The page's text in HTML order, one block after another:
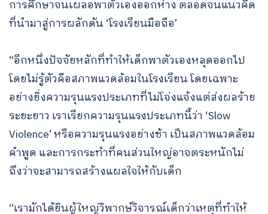
การศึกษาจนเผลอพาตัวเองออกห่าง ตลอดจนแนวคิด
ที่นำมาสู่การผลักดัน ‘โรงเรียนมือถือ’
“อีกหนึ่งปัจจัยหลักที่ทำให้เด็กพาตัวเองหลุดออกไป
โดยไม่รู้ตัวคือสภาพแวดล้อมในโรงเรียน โดยเฉพาะ
อย่างยิ่งความรุนแรงประเภทที่ไม่โจ่งแจ้งแต่ส่งผลร้าย
ระยะยาว เราเรียกความรุนแรงประเภทนี้ว่า ‘Slow
Violence’ หรือความรุนแรงอย่างช้า เป็นสภาพแวดล้อม
คำพูด และการกระทำที่คนส่วนใหญ่อาจตระหนักไม่
ถึงว่าจะสามารถสร้างแผลใจให้กับเด็ก
“เรามักได้ยินผู้ใหญ่วิพากษ์วิจารณ์เด็กว่าเหตุที่ทำให้